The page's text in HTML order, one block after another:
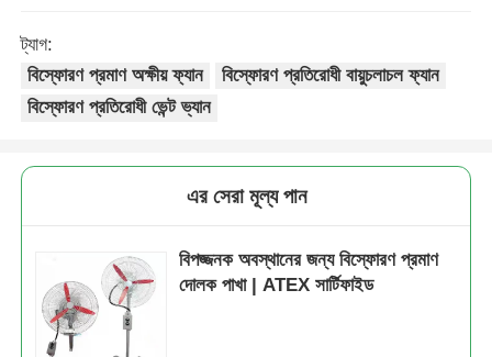
ট্যাগ:
বিস্ফোরণ প্রমাণ অক্ষীয় ফ্যান
বিস্ফোরণ প্রতিরোধী বায়ুচলাচল ফ্যান
বিস্ফোরণ প্রতিরোধী ভেন্ট ভ্যান
এর সেরা মূল্য পান
বিপজ্জনক অবস্থানের জন্য বিস্ফোরণ প্রমাণ
দোলক পাখা | ATEX সার্টিফাইড